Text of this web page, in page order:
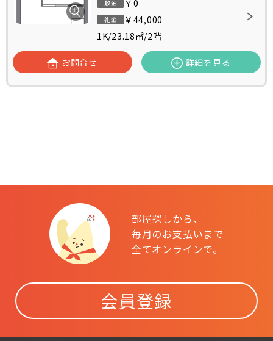
敷金 ￥0
礼金
￥44,000
1K/23.18㎡/2階
お問合せ 詳細を見る
部屋探しから、
毎月のお支払いまで
全てオンラインで。
会員登録